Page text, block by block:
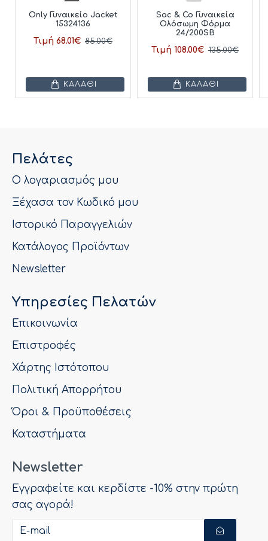
Only Γυναικείο Jacket
15324136
Τιμή 68.01€ 85.00€
ΚΑΛΆΘΙ
Sac & Co Γυναικεία
Ολόσωμη Φόρμα
24/200SB
Τιμή 108.00€ 135.00€
ΚΑΛΆΘΙ
Πελάτες
Ο λογαριασμός μου
Ξέχασα τον Κωδικό μου
Ιστορικό Παραγγελιών
Κατάλογος Προϊόντων
Newsletter
Υπηρεσίες Πελατών
Επικοινωνία
Επιστροφές
Χάρτης Ιστότοπου
Πολιτική Απορρήτου
Όροι & Προϋποθέσεις
Καταστήματα
Newsletter
Εγγραφείτε και κερδίστε -10% στην πρώτη
σας αγορά!